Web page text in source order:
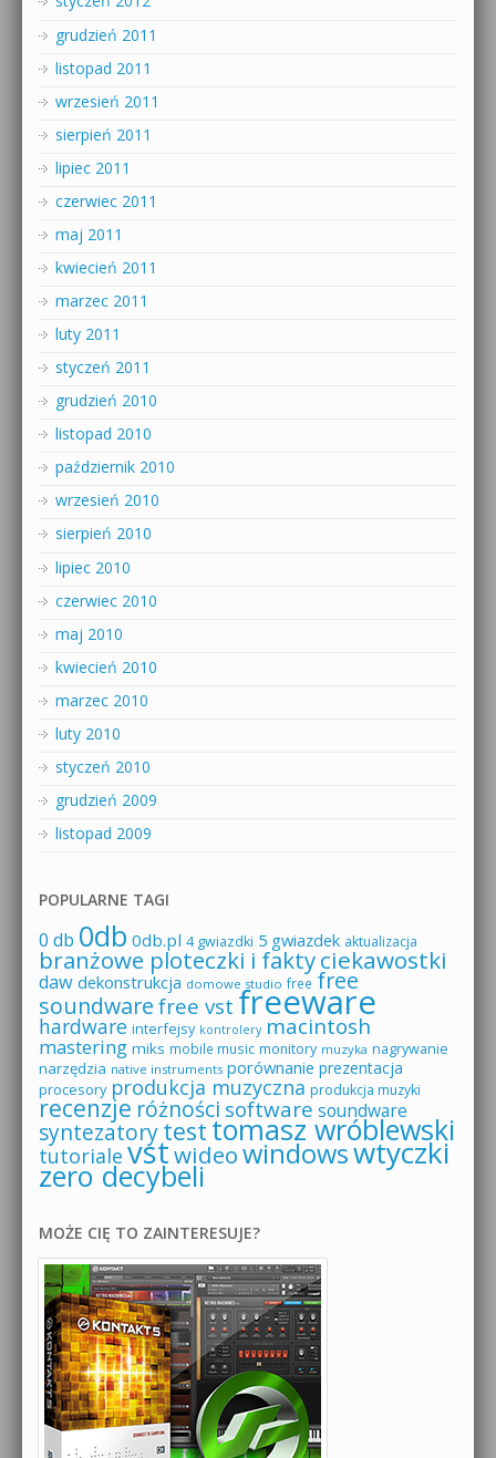
grudzień 2011
listopad 2011
wrzesień 2011
sierpień 2011
lipiec 2011
czerwiec 2011
maj 2011
kwiecień 2011
marzec 2011
luty 2011
styczeń 2011
grudzień 2010
listopad 2010
październik 2010
wrzesień 2010
sierpień 2010
lipiec 2010
czerwiec 2010
maj 2010
kwiecień 2010
marzec 2010
luty 2010
styczeń 2010
grudzień 2009
listopad 2009
POPULARNE TAGI
0 db 0db 0db.pl 4 gwiazdki 5 gwiazdek aktualizacja
branżowe ploteczki i faktyciekawostki
daw dekonstrukcja domowe studio free free
soundware free vst freeware
hardware interfejsy kontrolery macintosh
mastering miks mobile music monitory muzyka nagrywanie
narzędzia native instruments porównanie prezentacja
procesory produkcja muzyczna produkcja muzyki
recenzje różności software soundware
syntezatorytesttomasz wróblewski
tutoriale vstwideowindowswtyczki
zero decybeli
MOŻE CIĘ TO ZAINTERESUJE?